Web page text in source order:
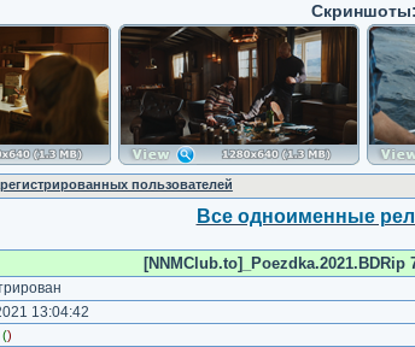
Скриншоты:
пользователей
Все одноименные
13:04:42
()